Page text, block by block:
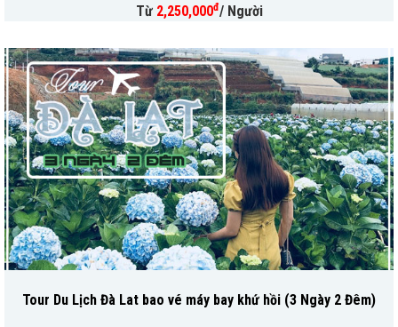
Từ 2,250,000đ/ Người
Tour Du Lịch Đà Lat bao vé máy bay khứ hồi (3 Ngày 2 Đêm)